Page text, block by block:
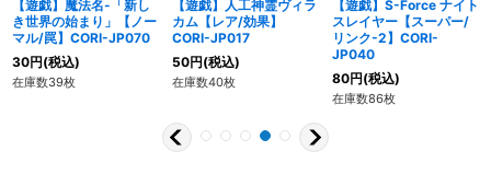
【遊戯】魔法名-「新し
き世界の始まり」【ノー
マル/罠】CORI-JP070
30円(税込)
在庫数39枚
【遊戯】人工神霊ヴィラ
カム【レア/効果】
CORI-JP017
50円(税込)
在庫数40枚
【遊戯】S-Force ナイト
スレイヤー【スーパー/
リンク-2】CORI-
JP040
80円(税込)
在庫数86枚